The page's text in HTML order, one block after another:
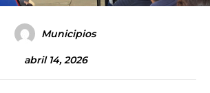
Municipios
abril 14, 2026